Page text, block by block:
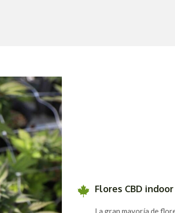
Flores CBD indoor
La gran mayoría de